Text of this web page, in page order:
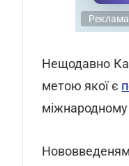
Реклама
Нещодавно
метою якої є
міжнародному